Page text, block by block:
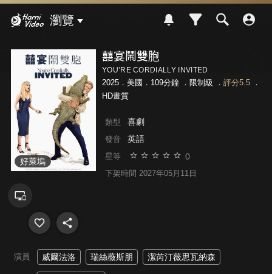
瀏覽
好萊塢
囍宴鬧雙胞
YOU’RE CORDIALLY INVITED
2025．美國．109分鐘 ． 限制級 ． 評分5.5．
HD畫質
類型 喜劇
發音 英語
星等 0
下架時間 2027年05月11日
演員 威爾法洛 瑞絲薇斯朋 潔芮汀薇思瓦納森